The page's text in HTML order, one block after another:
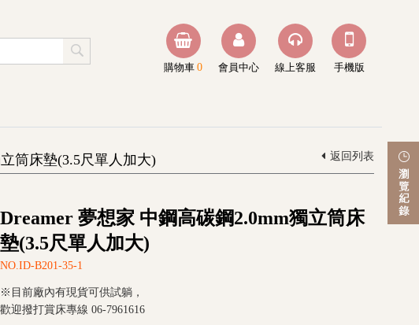
手機版
線上客服
會員中心
購物車 0
筒床墊(3.5尺單人加大) 返回列表
Dreamer 夢想家 中鋼高碳鋼2.0mm獨立筒床
墊(3.5尺單人加大)
NO.ID-B201-35-1
※目前廠內有現貨可供試躺，
歡迎撥打賞床專線 06-7961616